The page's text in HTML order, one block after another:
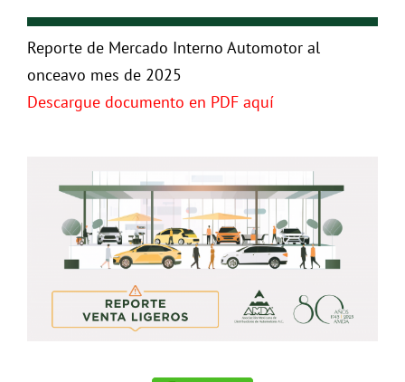
Reporte de Mercado Interno Automotor al
onceavo mes de 2025
Descargue documento en PDF aquí